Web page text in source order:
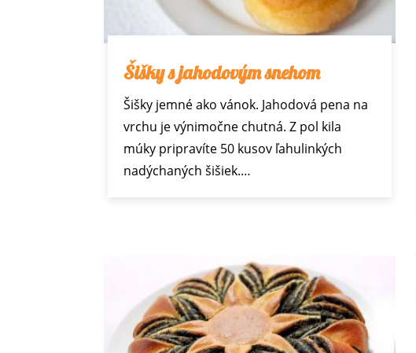
Šišky s jahodovým snehom
Šišky jemné ako vánok. Jahodová pena na
vrchu je výnimočne chutná. Z pol kila
múky pripravíte 50 kusov ľahulinkých
nadýchaných šišiek.…